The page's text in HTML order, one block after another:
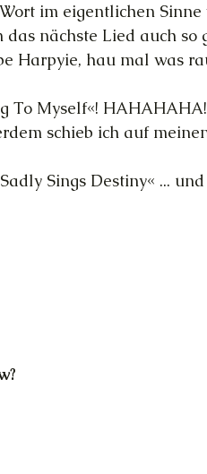
im eigentlichen Sinne
nächste Lied auch so
Harpyie, hau mal was
To Myself«! HAHAHAHA!
schieb ich auf
Sings Destiny« ...